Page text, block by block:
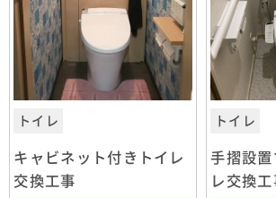
トイレ
キャビネット付きトイレ
交換工事
トイレ
手摺設置
レ交換工